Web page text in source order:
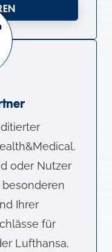
oder Nutzer
besonderen
Ihrer
für
Lufthansa,